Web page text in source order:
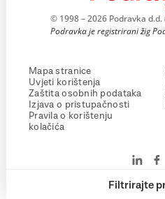
Filtrirajte
© 1998 – 2026 Podravka
Podravka je registrirani žig
Mapa stranice
Uvjeti korištenja
Zaštita osobnih podataka
Izjava o pristupačnosti
Pravila o korištenju
kolačića